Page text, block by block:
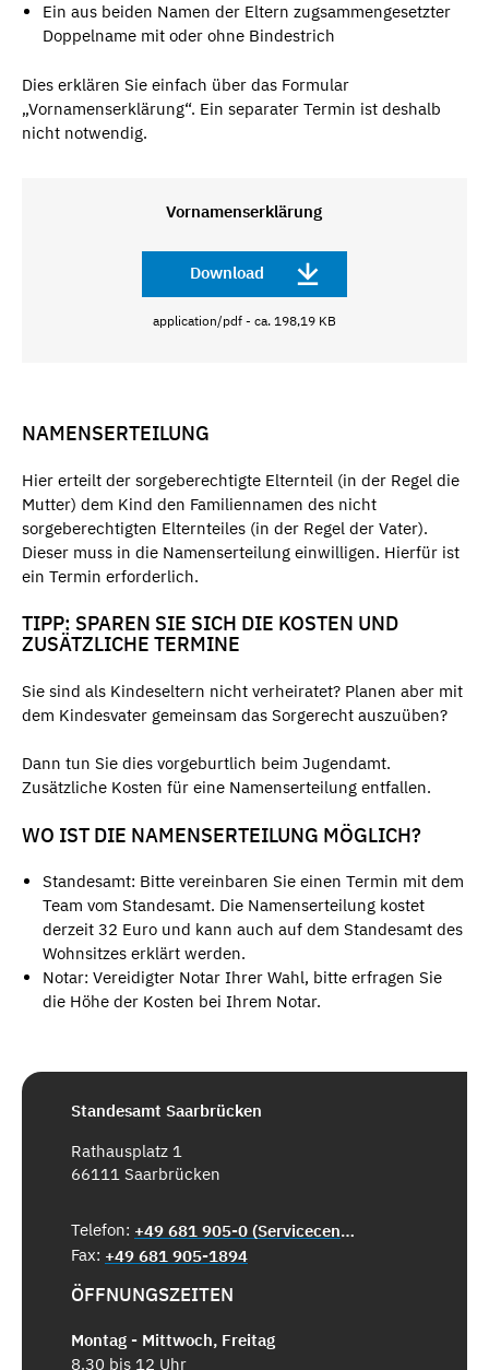
Ein aus beiden Namen der Eltern zugsammengesetzter
Doppelname mit oder ohne Bindestrich
Dies erklären Sie einfach über das Formular
„Vornamenserklärung“. Ein separater Termin ist deshalb
nicht notwendig.
Vornamenserklärung
Download
application/pdf - ca. 198,19 KB
NAMENSERTEILUNG
Hier erteilt der sorgeberechtigte Elternteil (in der Regel die
Mutter) dem Kind den Familiennamen des nicht
sorgeberechtigten Elternteiles (in der Regel der Vater).
Dieser muss in die Namenserteilung einwilligen. Hierfür ist
ein Termin erforderlich.
TIPP: SPAREN SIE SICH DIE KOSTEN UND
ZUSÄTZLICHE TERMINE
Sie sind als Kindeseltern nicht verheiratet? Planen aber mit
dem Kindesvater gemeinsam das Sorgerecht auszuüben?
Dann tun Sie dies vorgeburtlich beim Jugendamt.
Zusätzliche Kosten für eine Namenserteilung entfallen.
WO IST DIE NAMENSERTEILUNG MÖGLICH?
Standesamt: Bitte vereinbaren Sie einen Termin mit dem
Team vom Standesamt. Die Namenserteilung kostet
derzeit 32 Euro und kann auch auf dem Standesamt des
Wohnsitzes erklärt werden.
Notar: Vereidigter Notar Ihrer Wahl, bitte erfragen Sie
die Höhe der Kosten bei Ihrem Notar.
Standesamt Saarbrücken
Rathausplatz 1
66111 Saarbrücken
Telefon:
+49 681 905-0 (Servicecenter)
Fax: +49 681 905-1894
ÖFFNUNGSZEITEN
Montag - Mittwoch, Freitag
8.30 bis 12 Uhr